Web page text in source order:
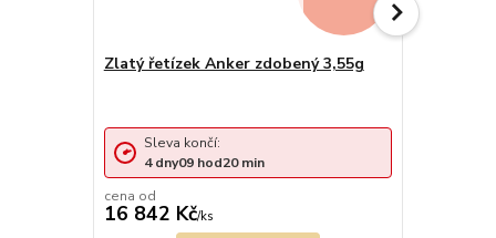
Zlatý řetízek Anker zdobený 3,55g
cena od
16 842 Kč/ks
Sleva končí:
4 dny09 hod20min